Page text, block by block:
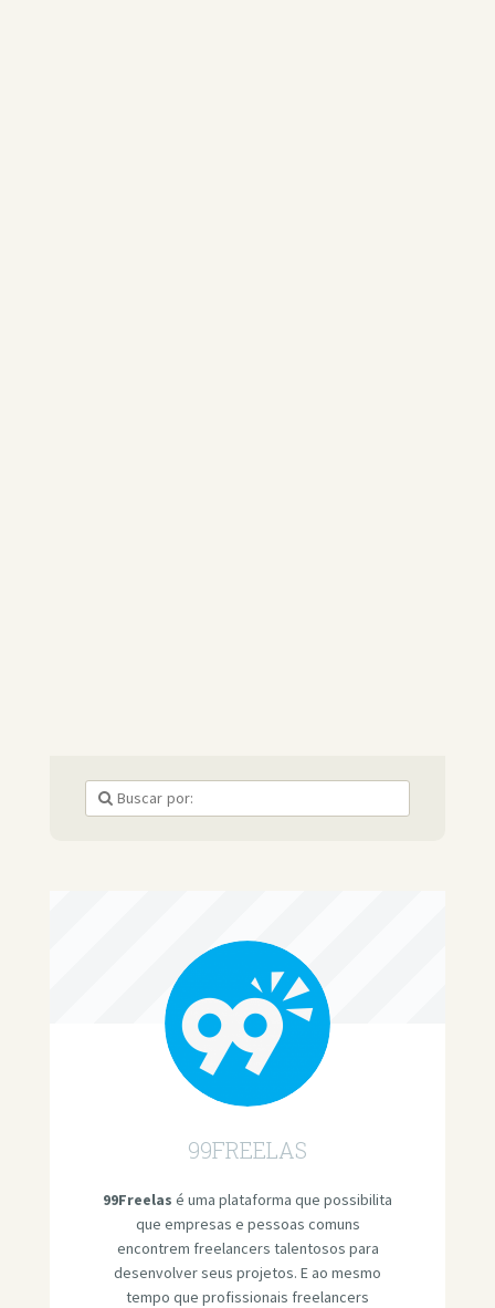
99FREELAS
99Freelas é uma plataforma que possibilita
que empresas e pessoas comuns
encontrem freelancers talentosos para
desenvolver seus projetos. E ao mesmo
tempo que profissionais freelancers